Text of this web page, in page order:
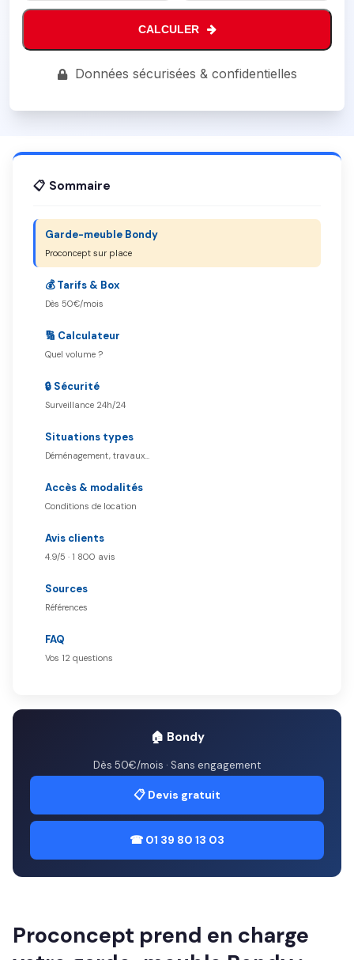
CALCULER
Données sécurisées & confidentielles
📋 Sommaire
Garde-meuble Bondy
Proconcept sur place
💰 Tarifs & Box
Dès 50€/mois
🔢 Calculateur
Quel volume ?
🔒 Sécurité
Surveillance 24h/24
Situations types
Déménagement, travaux…
Accès & modalités
Conditions de location
Avis clients
4.9/5 · 1 800 avis
Sources
Références
FAQ
Vos 12 questions
🏠 Bondy
Dès 50€/mois · Sans engagement
📋 Devis gratuit
☎ 01 39 80 13 03
Proconcept prend en charge